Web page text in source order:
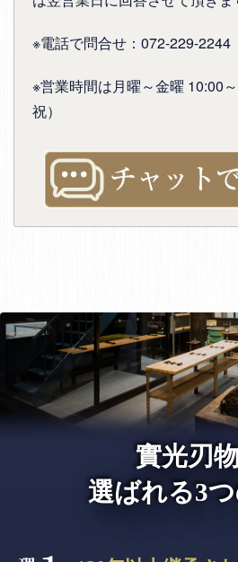
※電話で問合せ：072-229-2244
※営業時間は月曜～金曜 10:00
祝）
實光刃
選ばれる3